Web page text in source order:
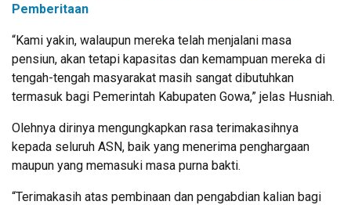
Pemberitaan
“Kami yakin, walaupun mereka telah menjalani masa
pensiun, akan tetapi kapasitas dan kemampuan mereka di
tengah-tengah masyarakat masih sangat dibutuhkan
termasuk bagi Pemerintah Kabupaten Gowa,” jelas Husniah.
Olehnya dirinya mengungkapkan rasa terimakasihnya
kepada seluruh ASN, baik yang menerima penghargaan
maupun yang memasuki masa purna bakti.
“Terimakasih atas pembinaan dan pengabdian kalian bagi